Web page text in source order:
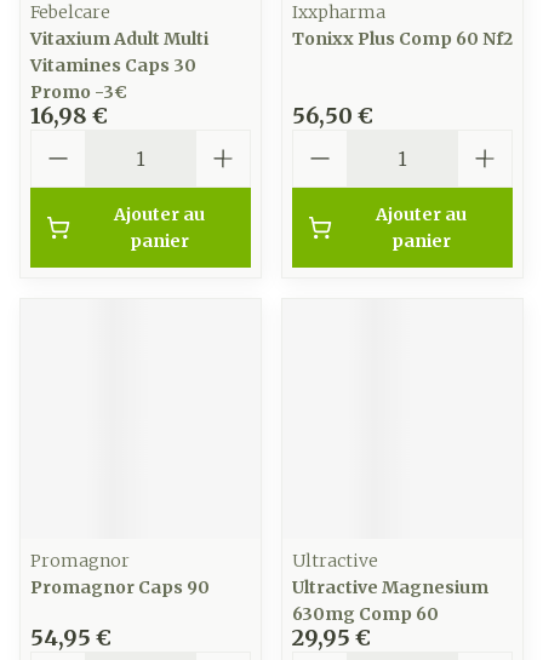
Febelcare
Vitaxium Adult Multi
Vitamines Caps 30
Promo -3€
16,98 €
Ajouter au
panier
Ixxpharma
Tonixx Plus Comp 60 Nf2
56,50 €
Ajouter au
panier
Promagnor
Promagnor Caps 90
54,95 €
Ultractive
Ultractive Magnesium
630mg Comp 60
29,95 €